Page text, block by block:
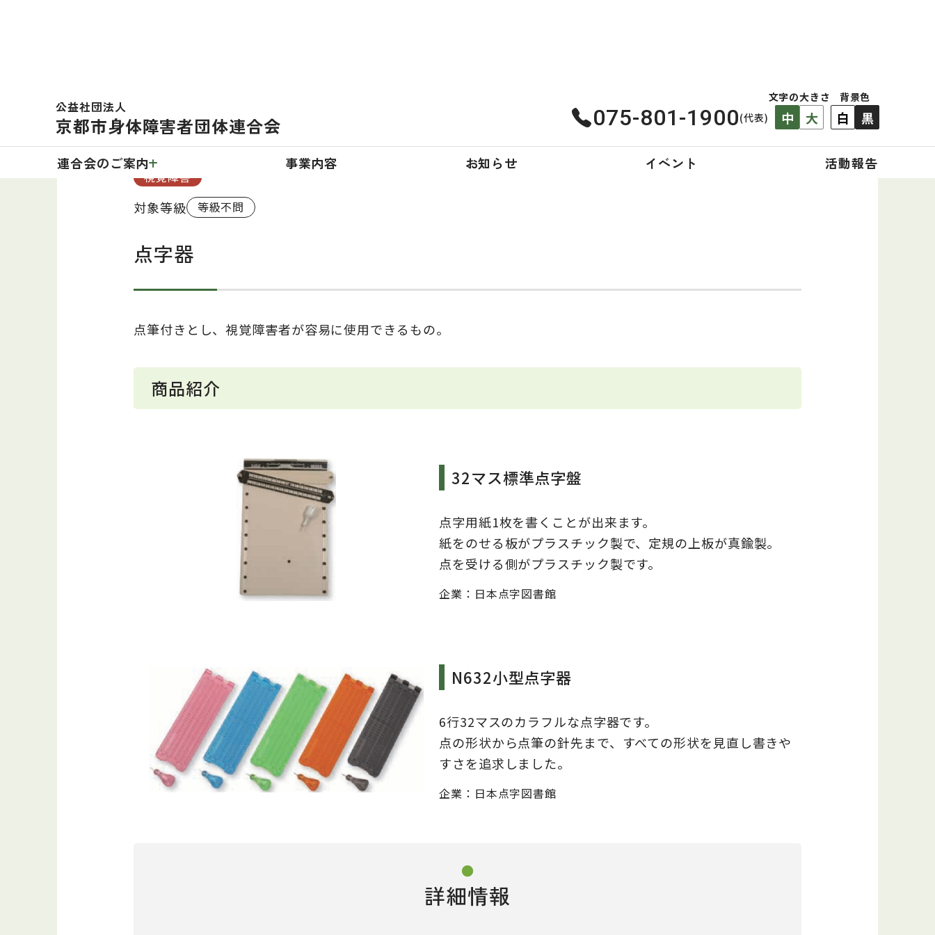
公益社団法人
京都市身体障害者団体連合会 075-801-1900(代表)
文字の大きさ
中 大
背景色
白 黒
連合会のご案内 事業内容 お知らせ イベント 活動報告
TOP 福祉用具のしおり
視覚障害
対象等級 等級不問
点字器
点筆付きとし、視覚障害者が容易に使用できるもの。
商品紹介
32マス標準点字盤
点字用紙1枚を書くことが出来ます。
紙をのせる板がプラスチック製で、定規の上板が真鍮製。
点を受ける側がプラスチック製です。
企業： 日本点字図書館
N632小型点字器
6行32マスのカラフルな点字器です。
点の形状から点筆の針先まで、すべての形状を見直し書きや
すさを追求しました。
企業： 日本点字図書館
詳細情報